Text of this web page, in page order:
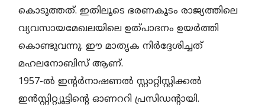
കൊടുത്തത്. ഇതിലൂടെ ഭരണകൂടം രാജ്യത്തിലെ
വ്യവസായമേഖലയിലെ ഉത്പാദനം ഉയര്‍ത്തി
കൊണ്ടുവന്നു. ഈ മാതൃക നിര്‍ദ്ദേശിച്ചത്
മഹലനോബിസ് ആണ്.
1957-ല്‍ ഇന്റര്‍നാഷണല്‍ സ്റ്റാറ്റിസ്റ്റിക്കല്‍
ഇന്‍സ്റ്റിറ്റ്യൂട്ടിന്റെ ഓണററി പ്രസിഡന്റായി.